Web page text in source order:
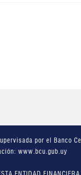
por el Banco
www.bcu.gub.uy